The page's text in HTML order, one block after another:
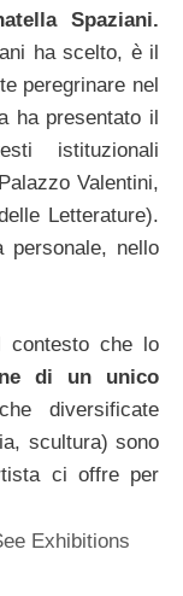
Spaziani.
ha scelto, è il
peregrinare nel
ha presentato il
istituzionali
Valentini,
Letterature).
personale, nello
contesto che lo
di un unico
diversificate
scultura) sono
ci offre per
Exhibitions